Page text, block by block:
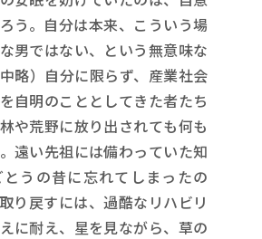
う。自分は本来、こういう場
男ではない、という無意味な
略）自分に限らず、産業社会
自明のこととしてきた者たち
や荒野に放り出されても何も
遠い先祖には備わっていた知
うの昔に忘れてしまったの
り戻すには、過酷なリハビリ
に耐え、星を見ながら、草の